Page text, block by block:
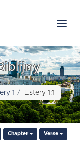
1 Estery 1:1
Chapter Verse